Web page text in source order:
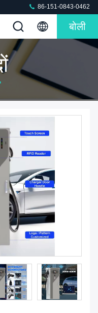
86-151-0843-0462
बोली